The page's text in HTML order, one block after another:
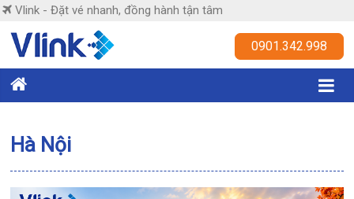
Skip
content
Vlink - Đặt vé nhanh, đồng hành tận tâm
Vlink
nhanh,
đồng
hành
tận
0901.342.998
Hà Nội